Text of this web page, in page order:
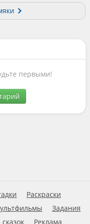
первыми!
Раскраски
Задания
Реклама